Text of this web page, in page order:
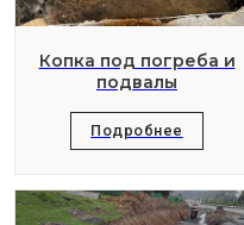
Копка под погреба и
подвалы
Подробнее